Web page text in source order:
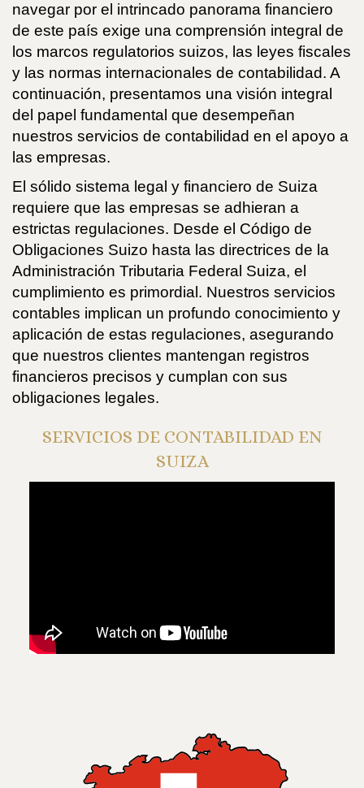
navegar por el intrincado panorama financiero
de este país exige una comprensión integral de
los marcos regulatorios suizos, las leyes fiscales
y las normas internacionales de contabilidad. A
continuación, presentamos una visión integral
del papel fundamental que desempeñan
nuestros servicios de contabilidad en el apoyo a
las empresas.
El sólido sistema legal y financiero de Suiza
requiere que las empresas se adhieran a
estrictas regulaciones. Desde el Código de
Obligaciones Suizo hasta las directrices de la
Administración Tributaria Federal Suiza, el
cumplimiento es primordial. Nuestros servicios
contables implican un profundo conocimiento y
aplicación de estas regulaciones, asegurando
que nuestros clientes mantengan registros
financieros precisos y cumplan con sus
obligaciones legales.
SERVICIOS DE CONTABILIDAD EN
SUIZA